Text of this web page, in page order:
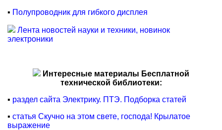
▪ Полупроводник для гибкого дисплея
Лента новостей науки и техники, новинок
электроники
Интересные материалы Бесплатной
технической библиотеки:
▪ раздел сайта Электрику. ПТЭ. Подборка статей
▪ статья Скучно на этом свете, господа! Крылатое
выражение